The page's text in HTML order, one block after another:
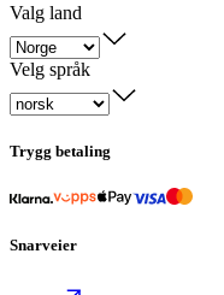
Valg land
Velg språk
Trygg betaling
Snarveier